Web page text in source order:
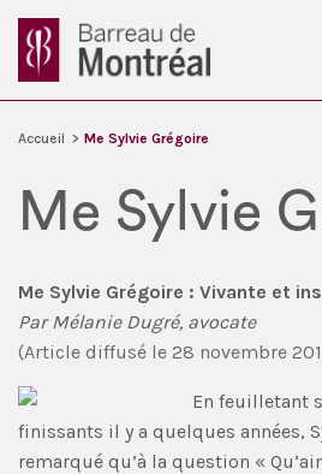
Accueil > Me Sylvie Grégoire
Me Sylvie
Me Sylvie Grégoire : Vivante et
Par Mélanie Dugré, avocate
(Article diffusé le 28 novembre
En feuilletant
finissants il y a quelques années,
remarqué qu’à la question «